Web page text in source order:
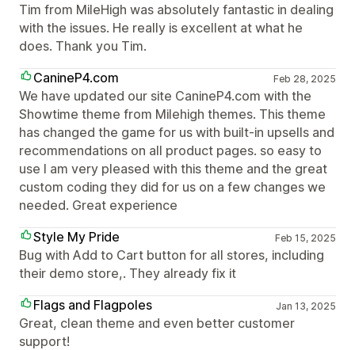
Tim from MileHigh was absolutely fantastic in dealing
with the issues. He really is excellent at what he
does. Thank you Tim.
CanineP4.com
Feb 28, 2025
We have updated our site CanineP4.com with the
Showtime theme from Milehigh themes. This theme
has changed the game for us with built-in upsells and
recommendations on all product pages. so easy to
use I am very pleased with this theme and the great
custom coding they did for us on a few changes we
needed. Great experience
Style My Pride
Feb 15, 2025
Bug with Add to Cart button for all stores, including
their demo store,. They already fix it
Flags and Flagpoles
Jan 13, 2025
Great, clean theme and even better customer
support!